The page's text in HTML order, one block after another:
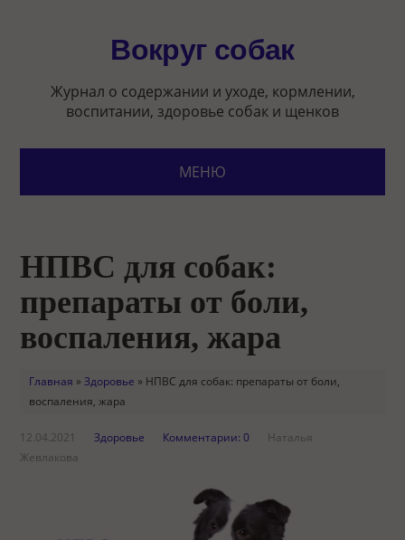
Вокруг собак
Журнал о содержании и уходе, кормлении,
воспитании, здоровье собак и щенков
МЕНЮ
НПВС для собак:
препараты от боли,
воспаления, жара
Главная »Здоровье » НПВС для собак: препараты от боли,
воспаления, жара
12.04.2021 Здоровье Комментарии: 0
Наталья
Жевлакова